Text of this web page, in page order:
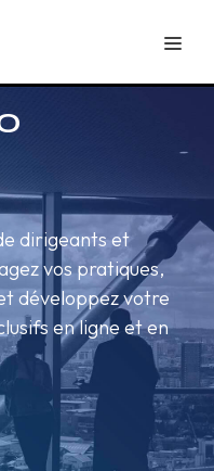
dirigeants et
vos pratiques,
développez votre
en ligne et en